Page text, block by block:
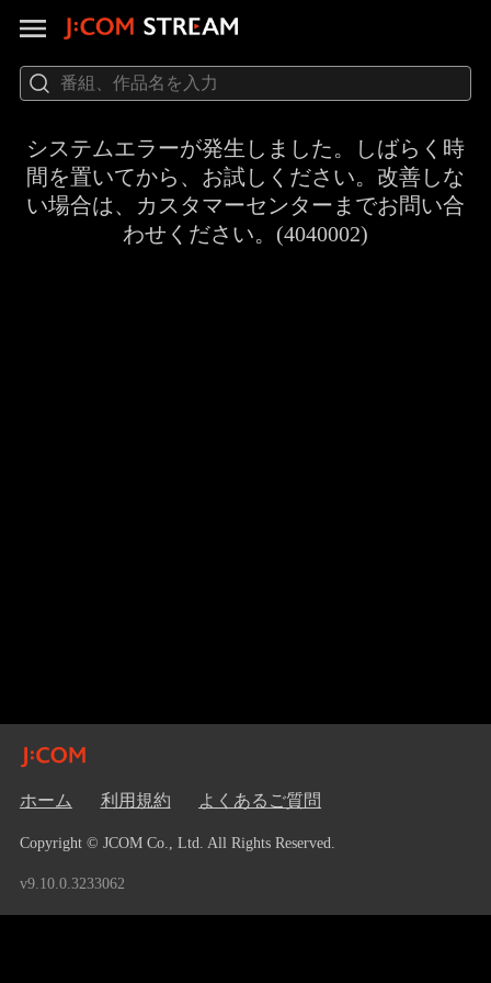
システムエラーが発生しました。しばらく時
間を置いてから、お試しください。改善しな
い場合は、カスタマーセンターまでお問い合
わせください。(4040002)
ホーム 利用規約 よくあるご質問
Copyright © JCOM Co., Ltd. All Rights Reserved.
v9.10.0.3233062